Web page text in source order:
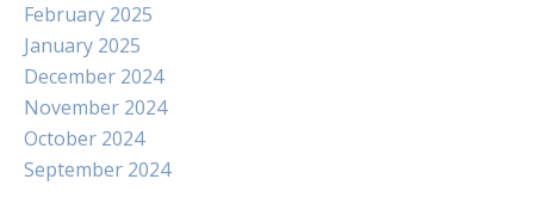
February 2025
January 2025
December 2024
November 2024
October 2024
September 2024